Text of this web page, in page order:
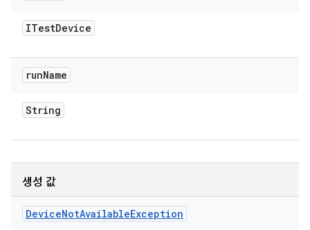
ITestDevice
runName
String
생성 값
DeviceNotAvailableException